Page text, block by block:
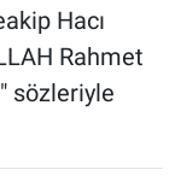
Hacı
Rahmet
sözleriyle